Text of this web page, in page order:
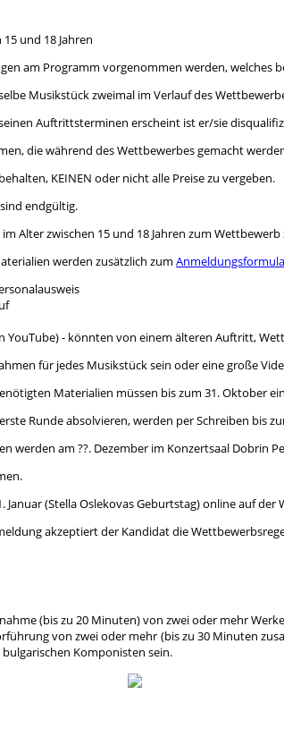
und 18 Jahren
am Programm vorgenommen werden, welches
Musikstück zweimal im Verlauf des
Auftrittsterminen erscheint ist er/sie
die während des Wettbewerbes gemacht
KEINEN oder nicht alle Preise zu vergeben.
endgültig.
Alter zwischen 15 und 18 Jahren zum Wettbewerb
werden zusätzlich zum
YouTube) - könnten von einem älteren Auftritt,
für jedes Musikstück sein oder eine große
Materialien müssen bis zum 31. Oktober
Runde absolvieren, werden per Schreiben bis
werden am ??. Dezember im Konzertsaal Dobrin
Januar (Stella Oslekovas Geburtstag) online auf
akzeptiert der Kandidat die
(bis zu 20 Minuten) von zwei oder mehr
von zwei oder mehr (bis zu 30 Minuten
Komponisten sein.